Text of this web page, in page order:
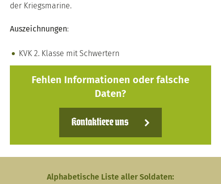
der Kriegsmarine.
Auszeichnungen:
KVK 2. Klasse mit Schwertern
Fehlen Informationen oder falsche
Daten?
Kontaktiere uns
Alphabetische Liste aller Soldaten: